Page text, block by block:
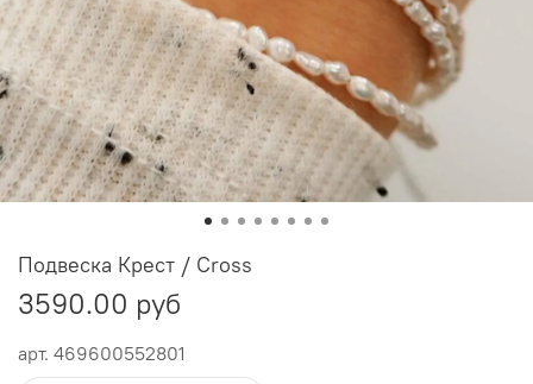
арт. 469600552801
Подвеска Крест / Cross
3590.00 руб